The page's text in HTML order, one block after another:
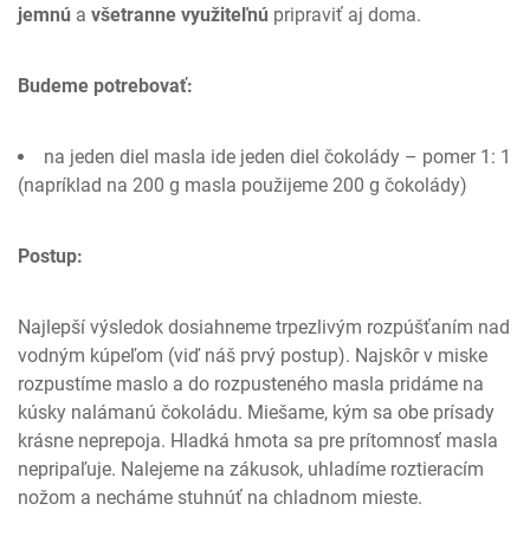
jemnú a všetranne využiteľnú pripraviť aj doma.
Budeme potrebovať:
na jeden diel masla ide jeden diel čokolády – pomer 1: 1
(napríklad na 200 g masla použijeme 200 g čokolády)
Postup:
Najlepší výsledok dosiahneme trpezlivým rozpúšťaním nad
vodným kúpeľom (viď náš prvý postup). Najskôr v miske
rozpustíme maslo a do rozpusteného masla pridáme na
kúsky nalámanú čokoládu. Miešame, kým sa obe prísady
krásne neprepoja. Hladká hmota sa pre prítomnosť masla
nepripaľuje. Nalejeme na zákusok, uhladíme roztieracím
nožom a necháme stuhnúť na chladnom mieste.